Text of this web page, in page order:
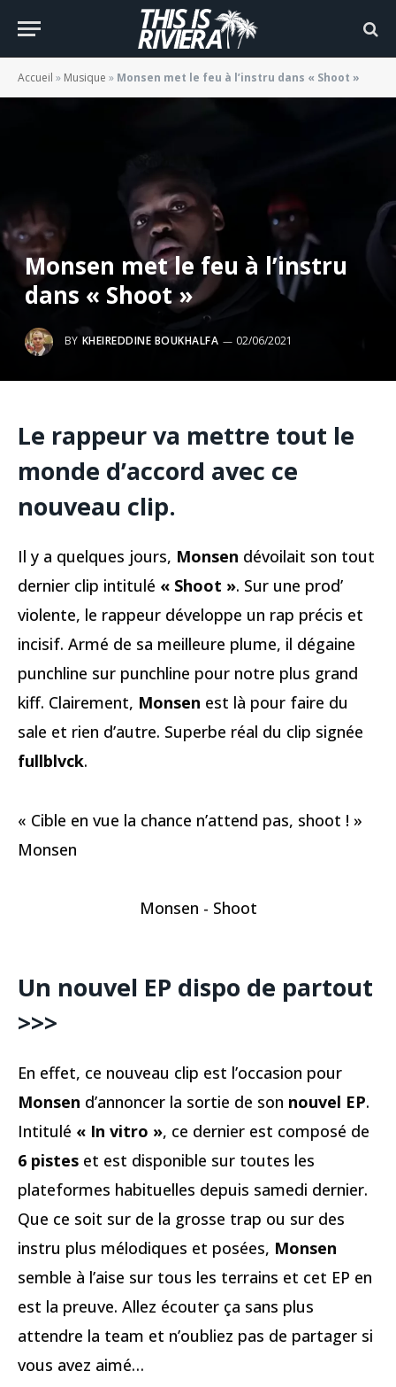
Accueil » Musique » Monsen met le feu à l’instru dans « Shoot »
Monsen met le feu à l’instru
dans « Shoot »
BY KHEIREDDINE BOUKHALFA 02/06/2021
Le rappeur va mettre tout le
monde d’accord avec ce
nouveau clip.
Il y a quelques jours, Monsen dévoilait son tout
dernier clip intitulé « Shoot ». Sur une prod’
violente, le rappeur développe un rap précis et
incisif. Armé de sa meilleure plume, il dégaine
punchline sur punchline pour notre plus grand
kiff. Clairement, Monsen est là pour faire du
sale et rien d’autre. Superbe réal du clip signée
fullblvck.
« Cible en vue la chance n’attend pas, shoot ! »
Monsen
Monsen - Shoot
Un nouvel EP dispo de partout
>>>
En effet, ce nouveau clip est l’occasion pour
Monsen d’annoncer la sortie de son nouvel EP.
Intitulé « In vitro », ce dernier est composé de
6 pistes et est disponible sur toutes les
plateformes habituelles depuis samedi dernier.
Que ce soit sur de la grosse trap ou sur des
instru plus mélodiques et posées, Monsen
semble à l’aise sur tous les terrains et cet EP en
est la preuve. Allez écouter ça sans plus
attendre la team et n’oubliez pas de partager si
vous avez aimé…